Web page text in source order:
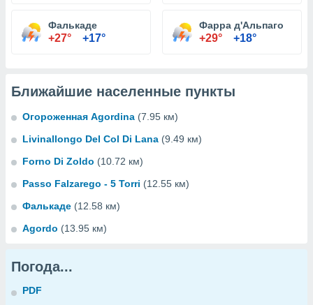
Фалькаде
+27° +17°
Фарра д'Альпаго
+29° +18°
Ближайшие населенные пункты
Огороженная Agordina (7.95 км)
Livinallongo Del Col Di Lana (9.49 км)
Forno Di Zoldo (10.72 км)
Passo Falzarego - 5 Torri (12.55 км)
Фалькаде (12.58 км)
Agordo (13.95 км)
Погода...
PDF